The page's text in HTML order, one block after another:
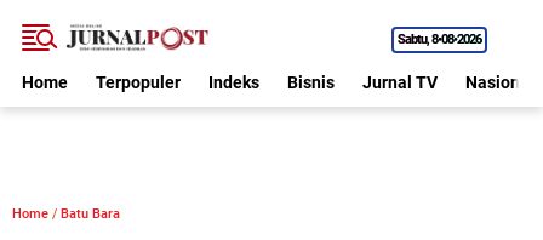
Sabtu 8•08•2026
Home Terpopuler Indeks Bisnis Jurnal TV Nasional
Home / Batu Bara